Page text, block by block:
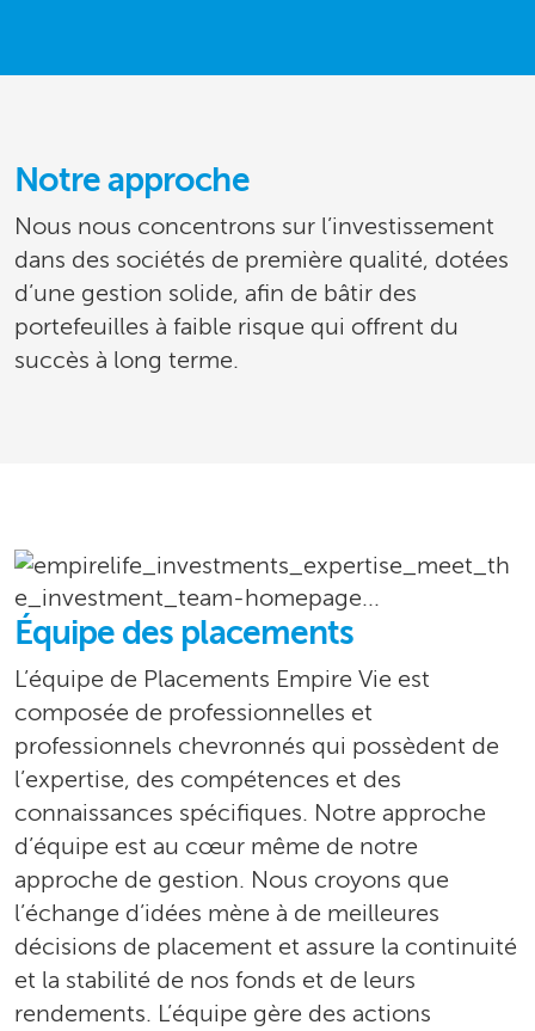
Notre approche
Nous nous concentrons sur l’investissement
dans des sociétés de première qualité, dotées
d’une gestion solide, afin de bâtir des
portefeuilles à faible risque qui offrent du
succès à long terme.
Équipe des placements
L’équipe de Placements Empire Vie est
composée de professionnelles et
professionnels chevronnés qui possèdent de
l’expertise, des compétences et des
connaissances spécifiques. Notre approche
d’équipe est au cœur même de notre
approche de gestion. Nous croyons que
l’échange d’idées mène à de meilleures
décisions de placement et assure la continuité
et la stabilité de nos fonds et de leurs
rendements. L’équipe gère des actions